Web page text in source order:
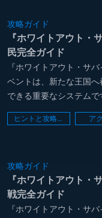
き、ゲ...
攻略ガイド
『ホワイトアウト・
民完全ガイド
『ホワイトアウト・サ
ベントは、新たな王国
できる重要なシステムで
強力な同盟に参加した
移動したりすることが
ること...
ヒントと攻略法 ア
攻略ガイド
『ホワイトアウト・
戦完全ガイド
『ホワイトアウト・サ